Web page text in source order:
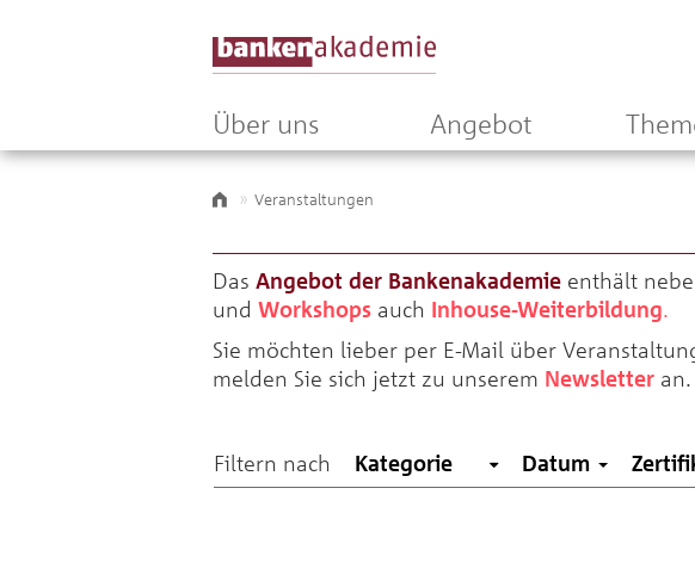
Über uns Angebot
Veranstaltungen
Das Angebot der Bankenakademie enthält
und Workshops auch Inhouse-Weiterbildung.
Sie möchten lieber per E-Mail über
melden Sie sich jetzt zu unserem Newsletter an.
Filtern nach Kategorie Datum